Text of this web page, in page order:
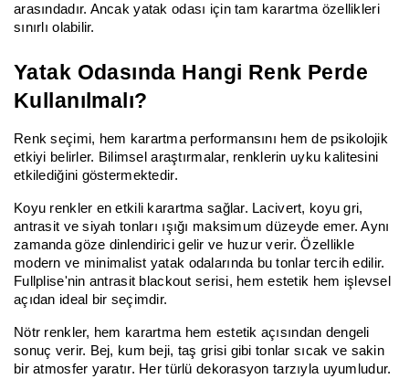
arasındadır. Ancak yatak odası için tam karartma özellikleri
sınırlı olabilir.
Yatak Odasında Hangi Renk Perde
Kullanılmalı?
Renk seçimi, hem karartma performansını hem de psikolojik
etkiyi belirler. Bilimsel araştırmalar, renklerin uyku kalitesini
etkilediğini göstermektedir.
Koyu renkler en etkili karartma sağlar. Lacivert, koyu gri,
antrasit ve siyah tonları ışığı maksimum düzeyde emer. Aynı
zamanda göze dinlendirici gelir ve huzur verir. Özellikle
modern ve minimalist yatak odalarında bu tonlar tercih edilir.
Fullplise'nin antrasit blackout serisi, hem estetik hem işlevsel
açıdan ideal bir seçimdir.
Nötr renkler, hem karartma hem estetik açısından dengeli
sonuç verir. Bej, kum beji, taş grisi gibi tonlar sıcak ve sakin
bir atmosfer yaratır. Her türlü dekorasyon tarzıyla uyumludur.